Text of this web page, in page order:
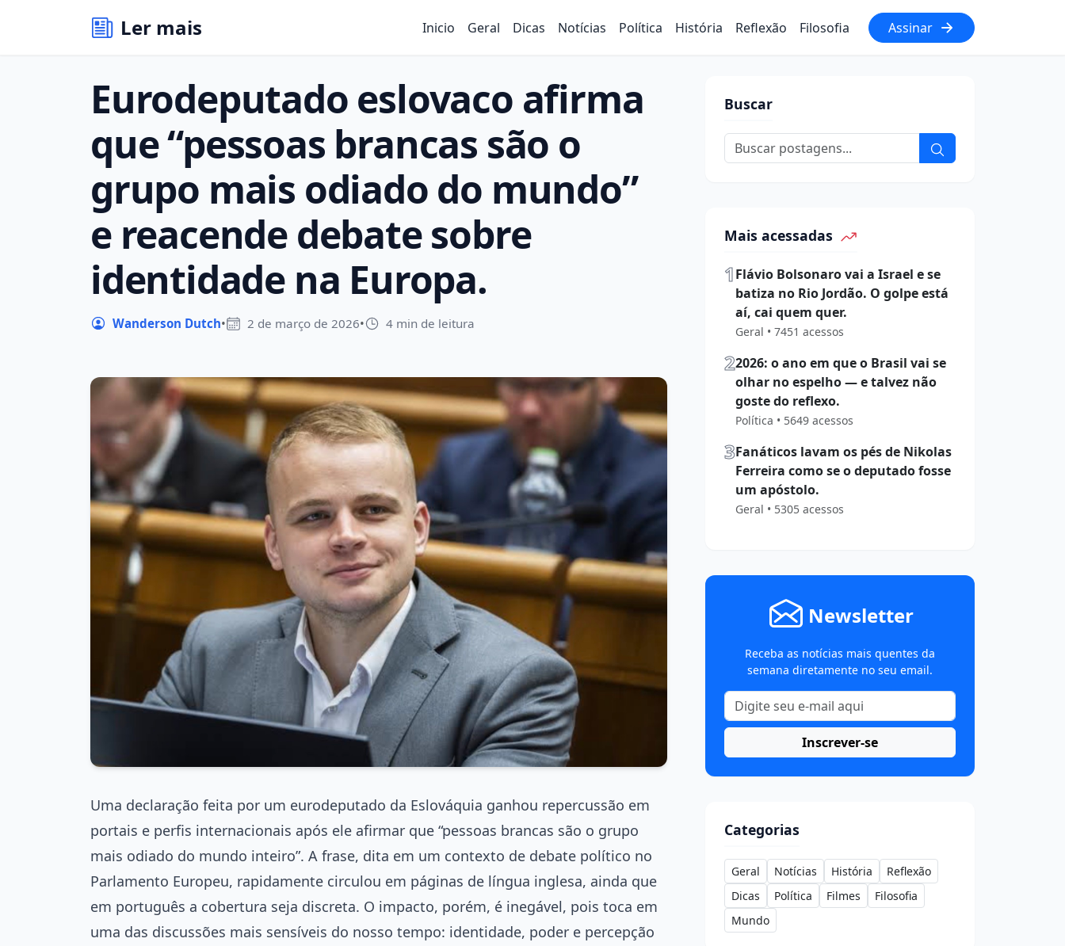
Ler mais Inicio Geral Dicas Notícias Política História Reflexão Filosofia Assinar
Eurodeputado eslovaco afirma
que “pessoas brancas são o
grupo mais odiado do mundo”
e reacende debate sobre
identidade na Europa.
Wanderson Dutch• 2 de março de 2026• 4 min de leitura
Uma declaração feita por um eurodeputado da Eslováquia ganhou repercussão em
portais e perfis internacionais após ele afirmar que “pessoas brancas são o grupo
mais odiado do mundo inteiro”. A frase, dita em um contexto de debate político no
Parlamento Europeu, rapidamente circulou em páginas de língua inglesa, ainda que
em português a cobertura seja discreta. O impacto, porém, é inegável, pois toca em
uma das discussões mais sensíveis do nosso tempo: identidade, poder e percepção
Buscar
Mais acessadas
1Flávio Bolsonaro vai a Israel e se
batiza no Rio Jordão. O golpe está
aí, cai quem quer.
Geral • 7451 acessos
22026: o ano em que o Brasil vai se
olhar no espelho — e talvez não
goste do reflexo.
Política • 5649 acessos
3Fanáticos lavam os pés de Nikolas
Ferreira como se o deputado fosse
um apóstolo.
Geral • 5305 acessos
Newsletter
Receba as notícias mais quentes da
semana diretamente no seu email.
Inscrever-se
Categorias
Geral Notícias História
Reflexão
Dicas
Política Filmes
Filosofia
Mundo